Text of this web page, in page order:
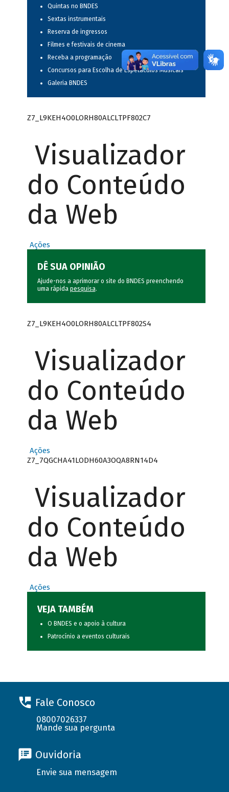
Quintas no BNDES
Sextas instrumentais
Reserva de ingressos
Filmes e festivais de cinema
Receba a programação
Concursos para Escolha de Espetáculos Musicais
Galeria BNDES
Z7_L9KEH4O0LORH80ALCLTPF802C7
Visualizador
do Conteúdo
da Web
Ações
DÊ SUA OPINIÃO
Ajude-nos a aprimorar o site do BNDES preenchendo
uma rápida pesquisa.
Z7_L9KEH4O0LORH80ALCLTPF802S4
Visualizador
do Conteúdo
da Web
Ações
Z7_7QGCHA41LODH60A3OQA8RN14D4
Visualizador
do Conteúdo
da Web
Ações
VEJA TAMBÉM
O BNDES e o apoio à cultura
Patrocínio a eventos culturais
Fale Conosco
08007026337
Mande sua pergunta
Ouvidoria
Envie sua mensagem